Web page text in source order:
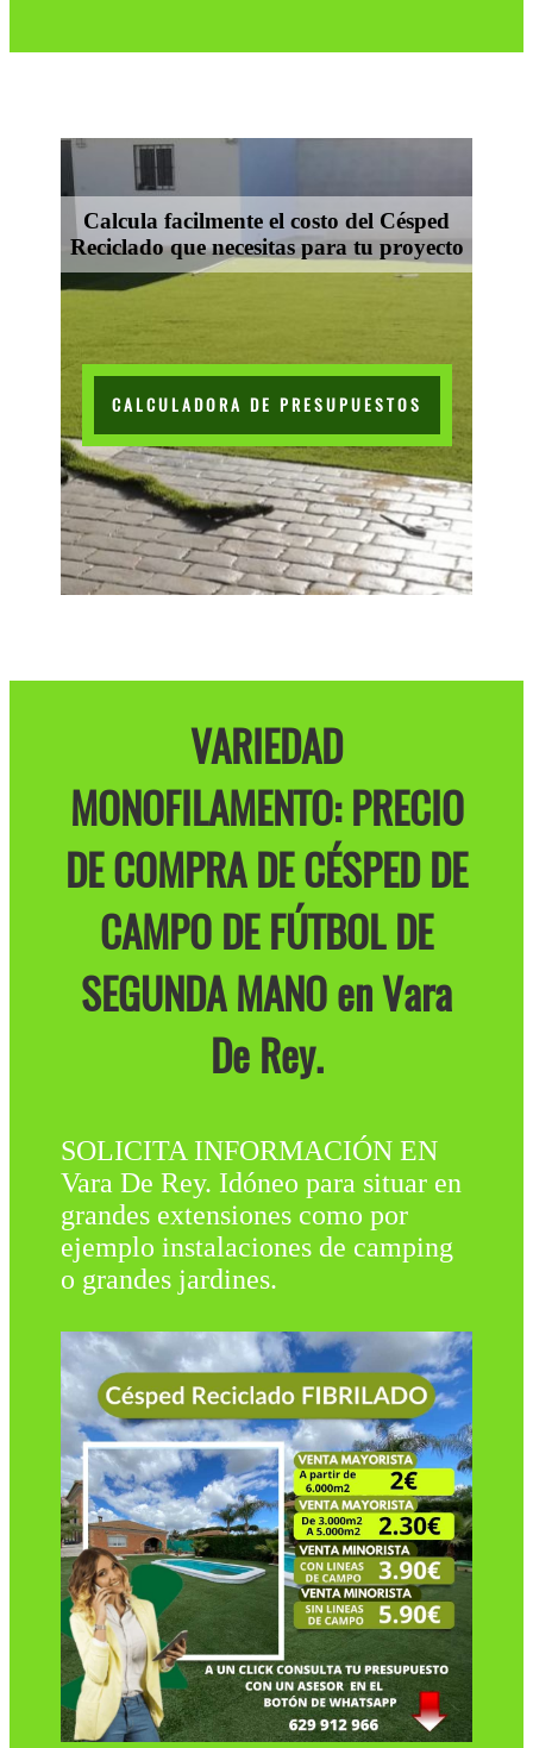
Calcula facilmente el costo del Césped
Reciclado que necesitas para tu proyecto
CALCULADORA DE PRESUPUESTOS
VARIEDAD
MONOFILAMENTO: PRECIO
DE COMPRA DE CÉSPED DE
CAMPO DE FÚTBOL DE
SEGUNDA MANO en Vara
De Rey.
SOLICITA INFORMACIÓN EN
Vara De Rey. Idóneo para situar en
grandes extensiones como por
ejemplo instalaciones de camping
o grandes jardines.